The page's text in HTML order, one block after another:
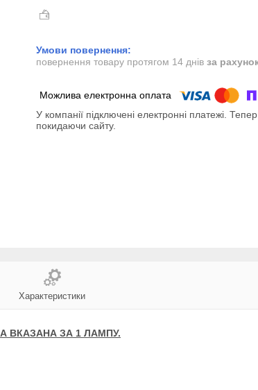
повернення товару протягом 14 днів за
У компанії підключені електронні платежі.
покидаючи сайту.
Характеристики
ВКАЗАНА ЗА 1 ЛАМПУ.